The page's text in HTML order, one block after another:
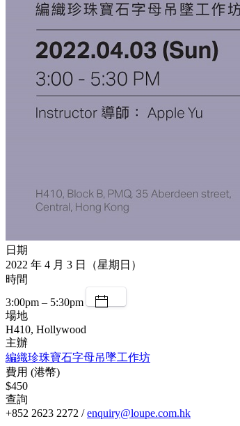
日期
2022 年 4 月 3 日（星期日）
時間
3:00pm – 5:30pm
場地
H410, Hollywood
主辦
編織珍珠寶石字母吊墜工作坊
費用 (港幣)
$450
查詢
+852 2623 2272 /enquiry@loupe.com.hk